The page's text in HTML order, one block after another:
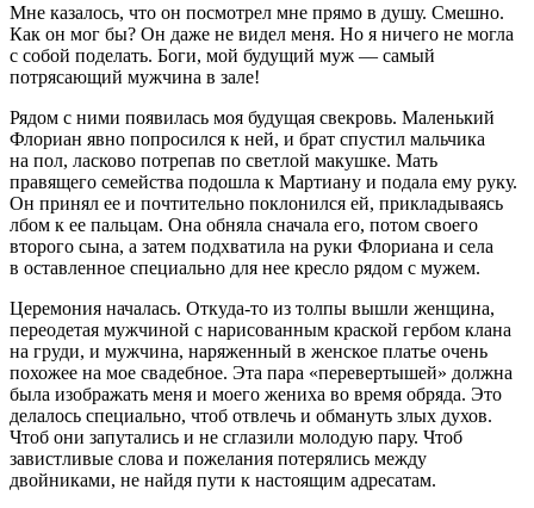
Мне казалось, что он посмотрел мне прямо в душу. Смешно.
Как он мог бы? Он даже не видел меня. Но я ничего не могла
с собой поделать. Боги, мой будущий муж — самый
потрясающий мужчина в зале!
Рядом с ними появилась моя будущая свекровь. Маленький
Флориан явно попросился к ней, и брат спустил мальчика
на пол, ласково потрепав по светлой макушке. Мать
правящего семейства подошла к Мартиану и подала ему руку.
Он принял ее и почтительно поклонился ей, прикладываясь
лбом к ее пальцам. Она обняла сначала его, потом своего
второго сына, а затем подхватила на руки Флориана и села
в оставленное специально для нее кресло рядом с мужем.
Церемония началась. Откуда-то из толпы вышли женщина,
переодетая мужчиной с нарисованным краской гербом клана
на груди, и мужчина, наряженный в женское платье очень
похожее на мое свадебное. Эта пара «перевертышей» должна
была изображать меня и моего жениха во время обряда. Это
делалось специально, чтоб отвлечь и обмануть злых духов.
Чтоб они запутались и не сглазили молодую пару. Чтоб
завистливые слова и пожелания потерялись между
двойниками, не найдя пути к настоящим адресатам.